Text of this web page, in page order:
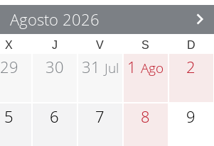
Agosto 2026
X J V S D
29 30 31 Jul 1Ago 2
5 6 7 8 9